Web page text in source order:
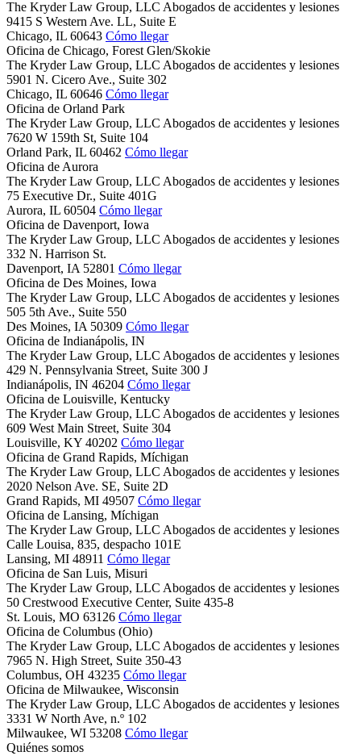
The Kryder Law Group, LLC Abogados de accidentes y lesiones
9415 S Western Ave. LL, Suite E
Chicago, IL 60643 Cómo llegar
Oficina de Chicago, Forest Glen/Skokie
The Kryder Law Group, LLC Abogados de accidentes y lesiones
5901 N. Cicero Ave., Suite 302
Chicago, IL 60646 Cómo llegar
Oficina de Orland Park
The Kryder Law Group, LLC Abogados de accidentes y lesiones
7620 W 159th St, Suite 104
Orland Park, IL 60462 Cómo llegar
Oficina de Aurora
The Kryder Law Group, LLC Abogados de accidentes y lesiones
75 Executive Dr., Suite 401G
Aurora, IL 60504 Cómo llegar
Oficina de Davenport, Iowa
The Kryder Law Group, LLC Abogados de accidentes y lesiones
332 N. Harrison St.
Davenport, IA 52801 Cómo llegar
Oficina de Des Moines, Iowa
The Kryder Law Group, LLC Abogados de accidentes y lesiones
505 5th Ave., Suite 550
Des Moines, IA 50309 Cómo llegar
Oficina de Indianápolis, IN
The Kryder Law Group, LLC Abogados de accidentes y lesiones
429 N. Pennsylvania Street, Suite 300 J
Indianápolis, IN 46204 Cómo llegar
Oficina de Louisville, Kentucky
The Kryder Law Group, LLC Abogados de accidentes y lesiones
609 West Main Street, Suite 304
Louisville, KY 40202 Cómo llegar
Oficina de Grand Rapids, Míchigan
The Kryder Law Group, LLC Abogados de accidentes y lesiones
2020 Nelson Ave. SE, Suite 2D
Grand Rapids, MI 49507 Cómo llegar
Oficina de Lansing, Míchigan
The Kryder Law Group, LLC Abogados de accidentes y lesiones
Calle Louisa, 835, despacho 101E
Lansing, MI 48911 Cómo llegar
Oficina de San Luis, Misuri
The Kryder Law Group, LLC Abogados de accidentes y lesiones
50 Crestwood Executive Center, Suite 435-8
St. Louis, MO 63126 Cómo llegar
Oficina de Columbus (Ohio)
The Kryder Law Group, LLC Abogados de accidentes y lesiones
7965 N. High Street, Suite 350-43
Columbus, OH 43235 Cómo llegar
Oficina de Milwaukee, Wisconsin
The Kryder Law Group, LLC Abogados de accidentes y lesiones
3331 W North Ave, n.º 102
Milwaukee, WI 53208 Cómo llegar
Quiénes somos